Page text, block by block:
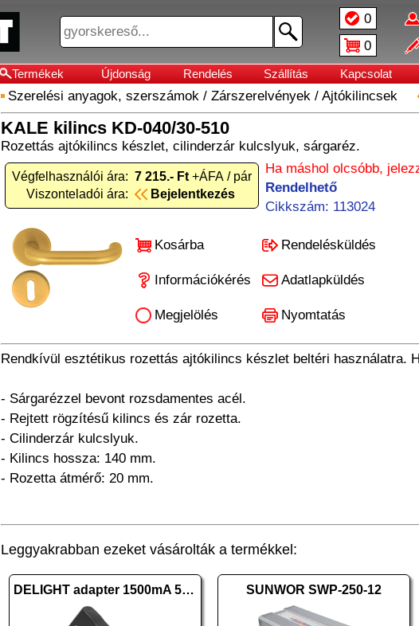
0
0
Termékek Újdonság Rendelés Szállítás Kapcsolat
Szerelési anyagok, szerszámok / Zárszerelvények / Ajtókilincsek
KALE kilincs KD-040/30-510
Rozettás ajtókilincs készlet, cilinderzár kulcslyuk, sárgaréz.
Végfelhasználói ára: 7 215.- Ft +ÁFA / pár
Viszonteladói ára:
Bejelentkezés
Ha máshol olcsóbb,
Rendelhető
Cikkszám: 113024
Kosárba Rendelésküldés
Információkérés Adatlapküldés
Megjelölés Nyomtatás
Rendkívül esztétikus rozettás ajtókilincs készlet beltéri használatra.
- Sárgarézzel bevont rozsdamentes acél.
- Rejtett rögzítésű kilincs és zár rozetta.
- Cilinderzár kulcslyuk.
- Kilincs hossza: 140 mm.
- Rozetta átmérő: 20 mm.
Leggyakrabban ezeket vásárolták a termékkel:
DELIGHT adapter 1500mA 55056B SUNWOR SWP-250-12